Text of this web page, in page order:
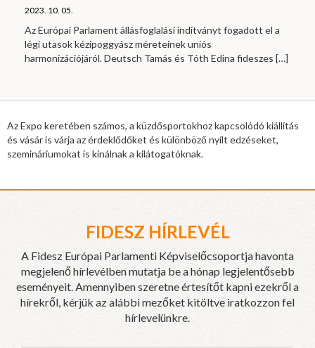
2023. 10. 05.
Az Európai Parlament állásfoglalási indítványt fogadott el a
légi utasok kézipoggyász méreteinek uniós
harmonizációjáról. Deutsch Tamás és Tóth Edina fideszes […]
Az Expo keretében számos, a küzdősportokhoz kapcsolódó kiállítás
és vásár is várja az érdeklődőket és különböző nyílt edzéseket,
szemináriumokat is kínálnak a kilátogatóknak.
FIDESZ HÍRLEVÉL
A Fidesz Európai Parlamenti Képviselőcsoportja havonta
megjelenő hírlevélben mutatja be a hónap legjelentősebb
eseményeit. Amennyiben szeretne értesítőt kapni ezekről a
hírekről, kérjük az alábbi mezőket kitöltve iratkozzon fel
hírlevelünkre.